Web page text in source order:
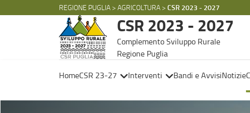
Skip to Main ContentREGIONE PUGLIA > AGRICOLTURA > CSR 2023 - 2027
CSR 2023 - 2027
Complemento Sviluppo Rurale
Regione Puglia
HomeCSR 23-27 Interventi Bandi e AvvisiNotizie